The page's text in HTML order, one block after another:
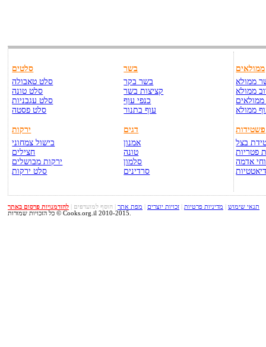
סלטים
סלט טאבולה
סלט טונה
סלט עגבניות
סלט פסטה
ירקות
בישול צמחוני
חצילים
ירקות מבושלים
סלט ירקות
בשר
בשר בקר
קציצות בשר
כנפי עוף
עוף בתנור
דגים
אמנון
טונה
סלמון
סרדינים
ממולאים
ממולא
ממולא
ממולא
פשטידות
בצל
פטריות
אדמה
תנאי שימוש מדיניות פרטיות זכויות יוצרים מפת אתר הוסף למועדפים
להזדמנויות פרסום באתר
כל הזכויות שמורות © Cooks.org.il 2010-2015.